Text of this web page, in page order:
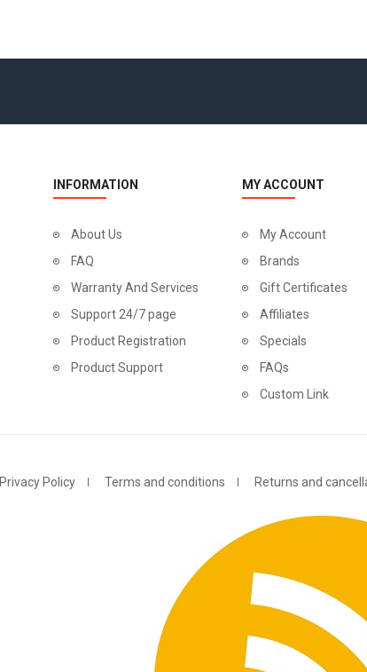
INFORMATION
About Us
FAQ
Warranty And Services
Support 24/7 page
Product Registration
Product Support
MY ACCOUNT
My Account
Brands
Gift Certificates
Affiliates
Specials
FAQs
Custom Link
Privacy Policy Terms and conditions Returns and